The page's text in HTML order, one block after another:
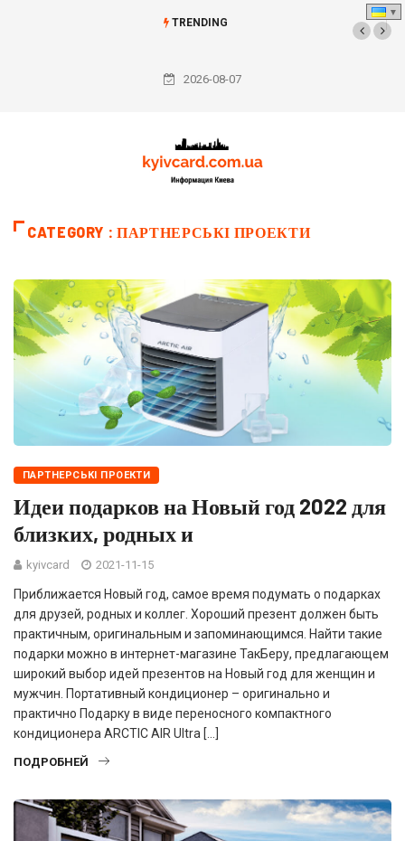
TRENDING
2026-08-07
CATEGORY : ПАРТНЕРСЬКІ ПРОЕКТИ
ПАРТНЕРСЬКІ ПРОЕКТИ
Идеи подарков на Новый год 2022 для
близких, родных и
kyivcard 2021-11-15
Приближается Новый год, самое время подумать о подарках
для друзей, родных и коллег. Хороший презент должен быть
практичным, оригинальным и запоминающимся. Найти такие
подарки можно в интернет-магазине ТакБеру, предлагающем
широкий выбор идей презентов на Новый год для женщин и
мужчин. Портативный кондиционер – оригинально и
практично Подарку в виде переносного компактного
кондиционера ARCTIC AIR Ultra […]
ПОДРОБНЕЙ